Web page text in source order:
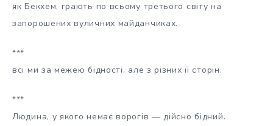
як Бекхем, грають по всьому третього світу на
запорошених вуличних майданчиках.
***
всі ми за межею бідності, але з різних її сторін.
***
Людина, у якого немає ворогів — дійсно бідний.